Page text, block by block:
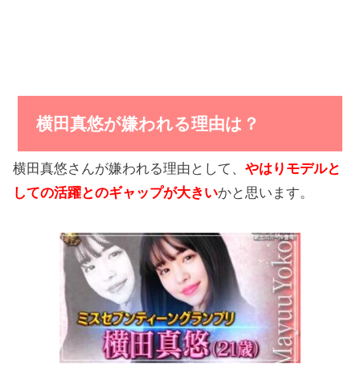
横田真悠が嫌われる理由は？
横田真悠さんが嫌われる理由として、やはりモデルと
しての活躍とのギャップが大きいかと思います。